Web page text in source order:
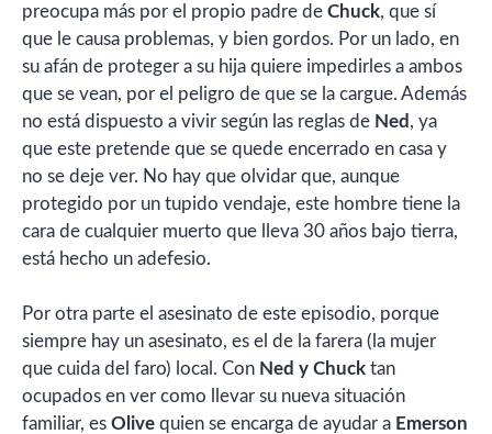
preocupa más por el propio padre de Chuck, que sí
que le causa problemas, y bien gordos. Por un lado, en
su afán de proteger a su hija quiere impedirles a ambos
que se vean, por el peligro de que se la cargue. Además
no está dispuesto a vivir según las reglas de Ned , ya
que este pretende que se quede encerrado en casa y
no se deje ver. No hay que olvidar que, aunque
protegido por un tupido vendaje, este hombre tiene la
cara de cualquier muerto que lleva 30 años bajo tierra,
está hecho un adefesio.
Por otra parte el asesinato de este episodio, porque
siempre hay un asesinato, es el de la farera (la mujer
que cuida del faro) local. Con Ned y Chuck tan
ocupados en ver como llevar su nueva situación
familiar, es Olive quien se encarga de ayudar a Emerson